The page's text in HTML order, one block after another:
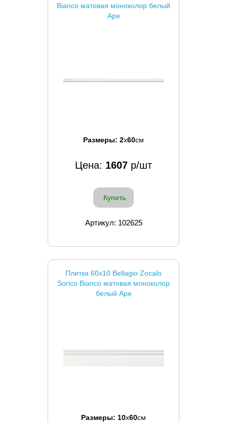
Bianco матовая моноколор белый
Ape
Размеры: 2x60см
Цена: 1607 р/шт
Купить
Артикул: 102625
Плитка 60x10 Bellagio Zocalo
Sorico Bianco матовая моноколор
белый Ape
Размеры: 10x60см